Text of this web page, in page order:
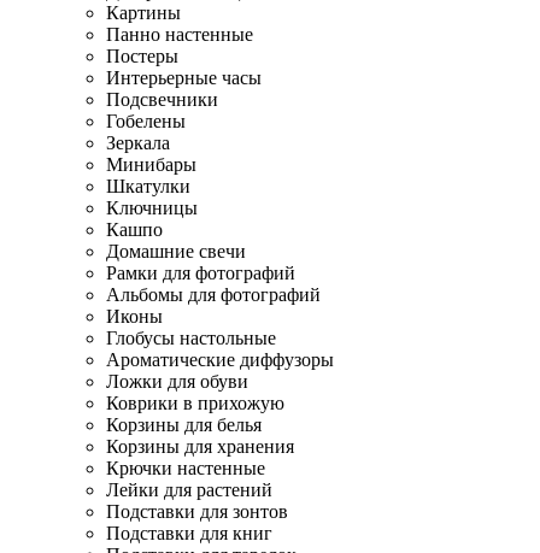
Картины
Панно настенные
Постеры
Интерьерные часы
Подсвечники
Гобелены
Зеркала
Минибары
Шкатулки
Ключницы
Кашпо
Домашние свечи
Рамки для фотографий
Альбомы для фотографий
Иконы
Глобусы настольные
Ароматические диффузоры
Ложки для обуви
Коврики в прихожую
Корзины для белья
Корзины для хранения
Крючки настенные
Лейки для растений
Подставки для зонтов
Подставки для книг